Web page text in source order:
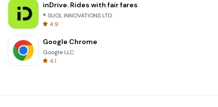
inDrive. Rides with fair fares
® SUOL INNOVATIONS LTD
4.9
Google Chrome
Google LLC
4.1